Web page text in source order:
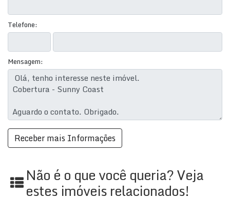
Telefone:
Mensagem:
Não é o que você queria? Veja
estes imóveis relacionados!